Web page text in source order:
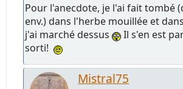
Pour l'anecdote, je l'ai fait tombé
env.) dans l'herbe mouillée et
j'ai marché dessus
Il s'en est
sorti!
Mistral75